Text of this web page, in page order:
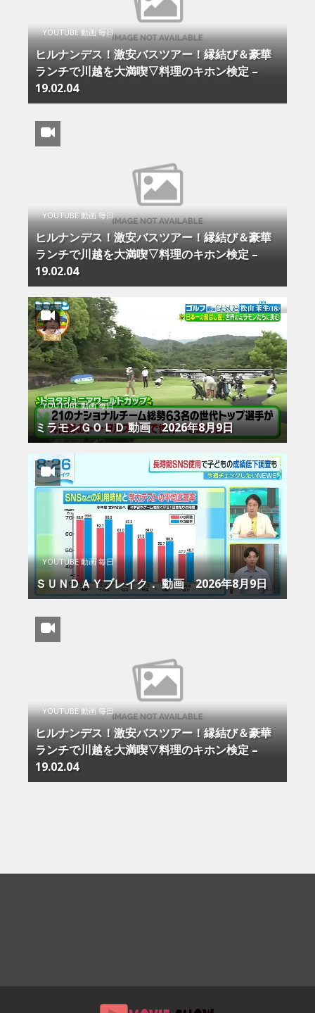
YOUTUBE 動画 毎日
ヒルナンデス！激安バスツアー！縁結び＆豪華
ランチで川越を大満喫▽料理のキホン検定 –
19.02.04
YOUTUBE 動画 毎日
ヒルナンデス！激安バスツアー！縁結び＆豪華
ランチで川越を大満喫▽料理のキホン検定 –
19.02.04
YOUTUBE 動画 毎日
ミラモンＧＯＬＤ 動画 2026年8月9日
YOUTUBE 動画 毎日
ＳＵＮＤＡＹブレイク． 動画 2026年8月9日
YOUTUBE 動画 毎日
ヒルナンデス！激安バスツアー！縁結び＆豪華
ランチで川越を大満喫▽料理のキホン検定 –
19.02.04